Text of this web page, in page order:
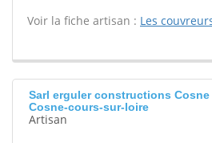
Voir la fiche artisan : Les
Sarl erguler constructions
Cosne-cours-sur-loire
Artisan